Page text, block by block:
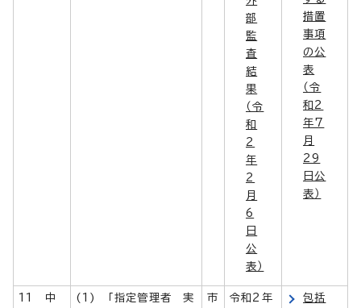
部
監
査
結
果
（令
和
2
年
2
月
6
日
公
表）
措置
事項
の公
表
（令
和2
年7
月
29
日公
表）
11 中
(1) 「指定管理者 実
市
令和2年
包括